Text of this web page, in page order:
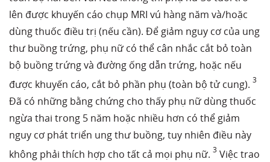
lên được khuyến cáo chụp MRI vú hàng năm và/hoặc
dùng thuốc điều trị (nếu cần). Để giảm nguy cơ của ung
thư buồng trứng, phụ nữ có thể cân nhắc cắt bỏ toàn
bộ buồng trứng và đường ống dẫn trứng, hoặc nếu
được khuyến cáo, cắt bỏ phần phụ (toàn bộ tử cung). 3
Đã có những bằng chứng cho thấy phụ nữ dùng thuốc
ngừa thai trong 5 năm hoặc nhiều hơn có thể giảm
nguy cơ phát triển ung thư buồng, tuy nhiên điều này
không phải thích hợp cho tất cả mọi phụ nữ. 3 Việc trao